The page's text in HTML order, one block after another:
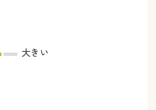
大きい